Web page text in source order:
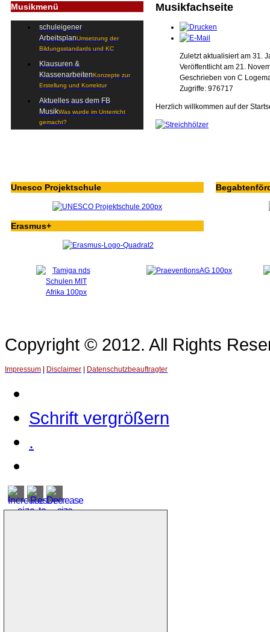
Musikfachseite
Zuletzt aktualisiert am 31.
Veröffentlicht am 21.
Geschrieben von C
Zugriffe: 976717
Herzlich willkommen auf der
Musikmenü
schuleigener
ArbeitsplanUmsetzung der
Bildungsstandards und KC
Klausuren &
KlassenarbeitenKonzepte zur
Erstellung und Korrektur
Aktuelles aus dem FB
MusikWas wurde im Unterricht
gemacht?
Unesco Projektschule
Erasmus+
Copyright © 2012. All Rights
Impressum Disclaimer Datenschutzbeauftragter
Schrift vergrößern
.